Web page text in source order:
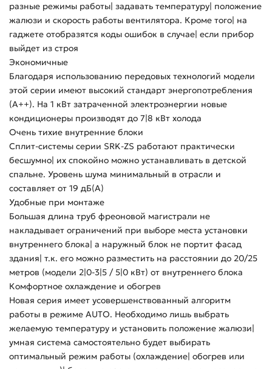
разные режимы работы| задавать температуру| положение
жалюзи и скорость работы вентилятора. Кроме того| на
гаджете отобразятся коды ошибок в случае| если прибор
выйдет из строя
Экономичные
Благодаря использованию передовых технологий модели
этой серии имеют высокий стандарт энергопотребления
(А++). На 1 кВт затраченной электроэнергии новые
кондиционеры производят до 7|8 кВт холода
Очень тихие внутренние блоки
Сплит-системы серии SRK-ZS работают практически
бесшумно| их спокойно можно устанавливать в детской
спальне. Уровень шума минимальный в отрасли и
составляет от 19 дБ(А)
Удобные при монтаже
Большая длина труб фреоновой магистрали не
накладывает ограничений при выборе места установки
внутреннего блока| а наружный блок не портит фасад
здания| т.к. его можно разместить на расстоянии до 20/25
метров (модели 2|0-3|5 / 5|0 кВт) от внутреннего блока
Комфортное охлаждение и обогрев
Новая серия имеет усовершенствованный алгоритм
работы в режиме AUTO. Необходимо лишь выбрать
желаемую температуру и установить положение жалюзи|
умная система самостоятельно будет выбирать
оптимальный режим работы (охлаждение| обогрев или